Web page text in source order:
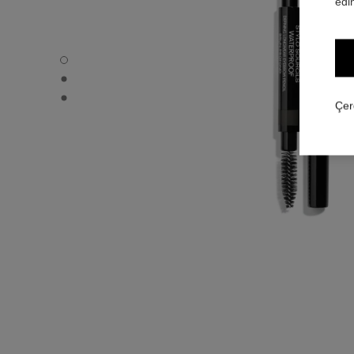
STYLO SOURCILS WATERPROOF - Varsayılan görünüm
STYLO SOURCILS WATERPROOF - Alternatif görünüm 1
STYLO SOURCILS WATERPROOF - Temel doku görünümü